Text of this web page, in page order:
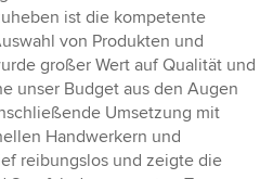
ist die kompetente
von Produkten und
großer Wert auf Qualität und
unser Budget aus den Augen
Umsetzung mit
Handwerkern und
reibungslos und zeigte die